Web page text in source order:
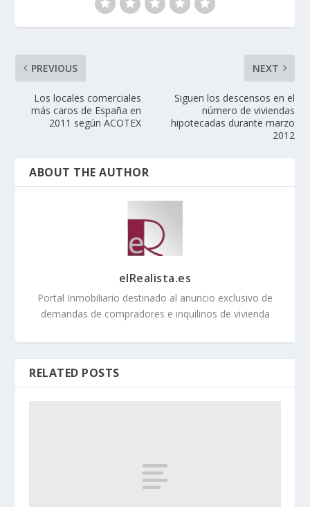
PREVIOUS
Los locales comerciales
más caros de España en
2011 según ACOTEX
NEXT
Siguen los descensos en el
número de viviendas
hipotecadas durante marzo
2012
ABOUT THE AUTHOR
elRealista.es
Portal Inmobiliario destinado al anuncio exclusivo de
demandas de compradores e inquilinos de vivienda
RELATED POSTS